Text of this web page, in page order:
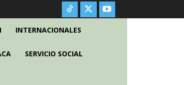
INTERNACIONALES
SERVICIO SOCIAL